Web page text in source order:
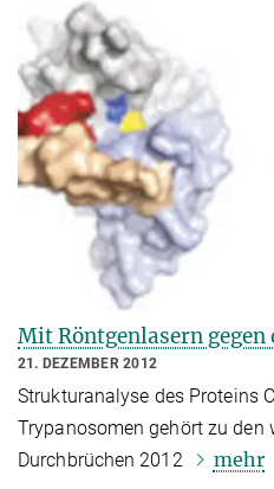
Mit Röntgenlasern
21. DEZEMBER 2012
Strukturanalyse des Proteins
Trypanosomen gehört zu den
Durchbrüchen 2012
mehr